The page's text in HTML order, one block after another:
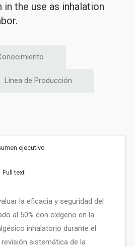
the use as inhalation
Línea de Producción
ejecutivo
Full text
la eficacia y seguridad del
al 50% con oxígeno en la
inhalatorio durante el
sistemática de la